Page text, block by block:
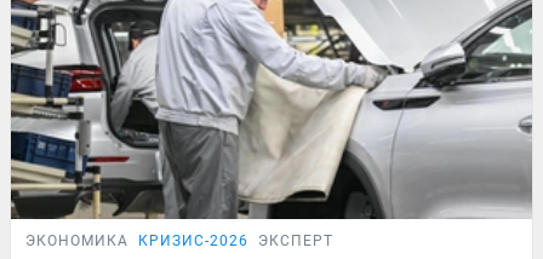
ЭКОНОМИКА КРИЗИС-2026 ЭКСПЕРТ